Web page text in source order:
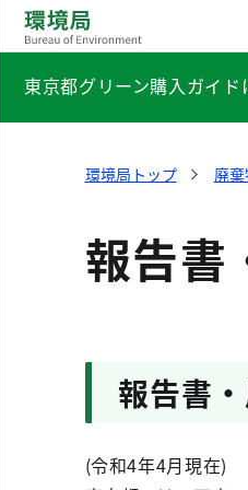
東京都グリーン購入ガイド
環境局トップ 廃
報告書
報告書
(令和4年4月現在)